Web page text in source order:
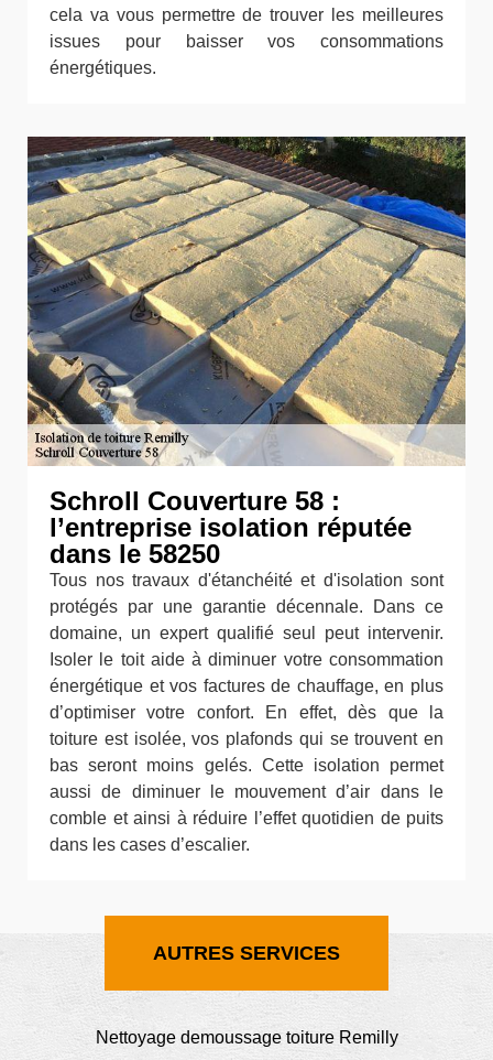
cela va vous permettre de trouver les meilleures
issues pour baisser vos consommations
énergétiques.
Schroll Couverture 58 :
l’entreprise isolation réputée
dans le 58250
Tous nos travaux d'étanchéité et d'isolation sont
protégés par une garantie décennale. Dans ce
domaine, un expert qualifié seul peut intervenir.
Isoler le toit aide à diminuer votre consommation
énergétique et vos factures de chauffage, en plus
d’optimiser votre confort. En effet, dès que la
toiture est isolée, vos plafonds qui se trouvent en
bas seront moins gelés. Cette isolation permet
aussi de diminuer le mouvement d’air dans le
comble et ainsi à réduire l’effet quotidien de puits
dans les cases d’escalier.
AUTRES SERVICES
Nettoyage demoussage toiture Remilly